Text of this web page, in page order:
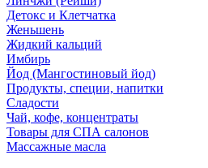
Детокс и Клетчатка
Женьшень
Жидкий кальций
Имбирь
Йод (Мангостиновый йод)
Продукты, специи, напитки
Сладости
Чай, кофе, концентраты
Товары для СПА салонов
Массажные масла